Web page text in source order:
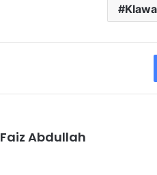
Faiz Abdullah